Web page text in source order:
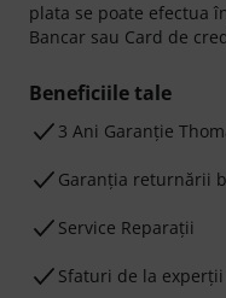
plata se poate efectua
Bancar sau Card de
Beneficiile tale
3 Ani Garanție
Garanţia returnării
Service Reparații
Sfaturi de la